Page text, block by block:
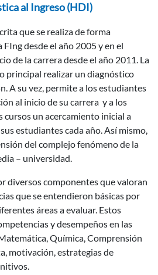
al Ingreso (HDI)
que se realiza de forma
desde el año 2005 y en el
de la carrera desde el año 2011. La
principal realizar un diagnóstico
A su vez, permite a los estudiantes
al inicio de su carrera y a los
cursos un acercamiento inicial a
estudiantes cada año. Así mismo,
del complejo fenómeno de la
– universidad.
diversos componentes que valoran
que se entendieron básicas por
áreas a evaluar. Estos
y desempeños en las
Química, Comprensión
motivación, estrategias de